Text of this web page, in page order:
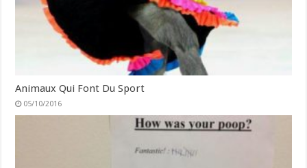
Animaux Qui Font Du Sport
05/10/2016